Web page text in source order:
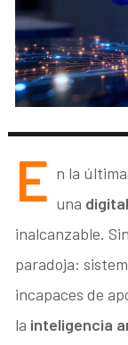
E n la
una
inalcanzable.
paradoja:
incapaces de
la inteligencia